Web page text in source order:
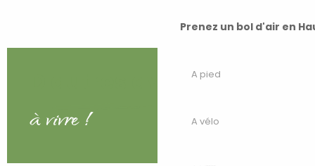
Prenez un bol d'air en
A pied
A vélo
D'autres aventures
à vivre !